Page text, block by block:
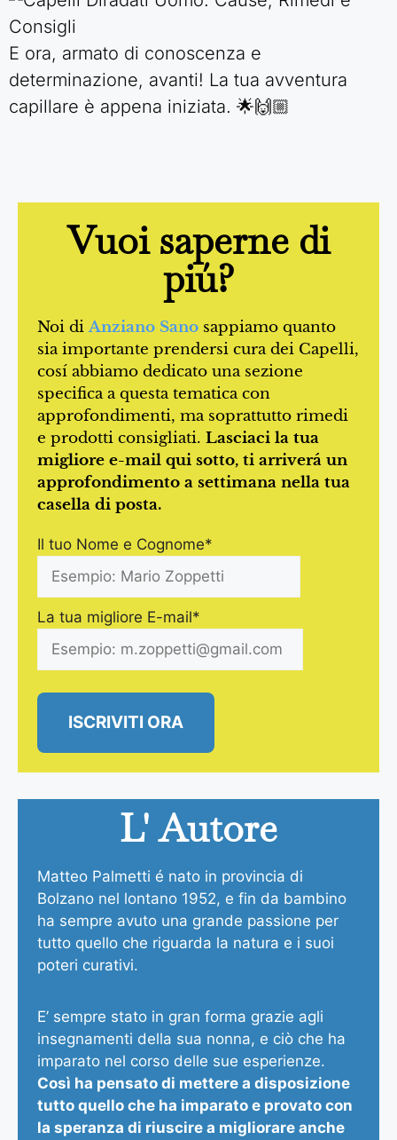
E ora, armato di conoscenza e
determinazione, avanti! La tua avventura
capillare è appena iniziata. 🌟🙌🏼
Vuoi saperne di
piú?
Noi diAnziano Sano sappiamo quanto
sia importante prendersi cura dei Capelli,
cosí abbiamo dedicato una sezione
specifica a questa tematica con
approfondimenti, ma soprattutto rimedi
e prodotti consigliati. Lasciaci la tua
migliore e-mail qui sotto, ti arriverá un
approfondimento a settimana nella tua
casella di posta.
Il tuo Nome e Cognome*
La tua migliore E-mail*
ISCRIVITI ORA
L' Autore
Matteo Palmetti é nato in provincia di
Bolzano nel lontano 1952, e fin da bambino
ha sempre avuto una grande passione per
tutto quello che riguarda la natura e i suoi
poteri curativi.
E’ sempre stato in gran forma grazie agli
insegnamenti della sua nonna, e ciò che ha
imparato nel corso delle sue esperienze.
Così ha pensato di mettere a disposizione
tutto quello che ha imparato e provato con
la speranza di riuscire a migliorare anche